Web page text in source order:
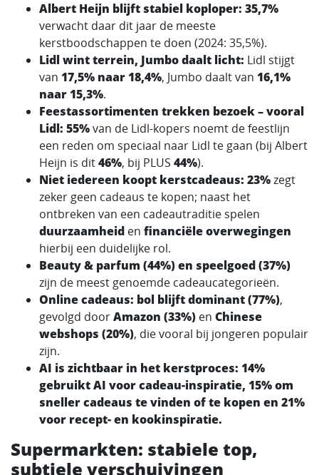
Albert Heijn blijft stabiel koploper: 35,7%
verwacht daar dit jaar de meeste
kerstboodschappen te doen (2024: 35,5%).
Lidl wint terrein, Jumbo daalt licht: Lidl stijgt
van 17,5% naar 18,4%, Jumbo daalt van 16,1%
naar 15,3%.
Feestassortimenten trekken bezoek – vooral
Lidl: 55%van de Lidl-kopers noemt de feestlijn
een reden om speciaal naar Lidl te gaan (bij Albert
Heijn is dit46%, bij PLUS 44%).
Niet iedereen koopt kerstcadeaus: 23%zegt
zeker geen cadeaus te kopen; naast het
ontbreken van een cadeautraditie spelen
duurzaamheid en financiële overwegingen
hierbij een duidelijke rol.
Beauty & parfum (44%) en speelgoed (37%)
zijn de meest genoemde cadeaucategorieën.
Online cadeaus: bol blijft dominant (77%),
gevolgd doorAmazon (33%) en Chinese
webshops (20%), die vooral bij jongeren populair
zijn.
AI is zichtbaar in het kerstproces: 14%
gebruikt AI voor cadeau-inspiratie, 15% om
sneller cadeaus te vinden of te kopen en 21%
voor recept- en kookinspiratie.
Supermarkten: stabiele top,
subtiele verschuivingen